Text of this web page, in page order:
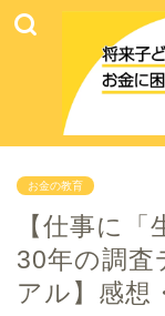
お金の教育
【仕事に
30年の調査
アル】感想